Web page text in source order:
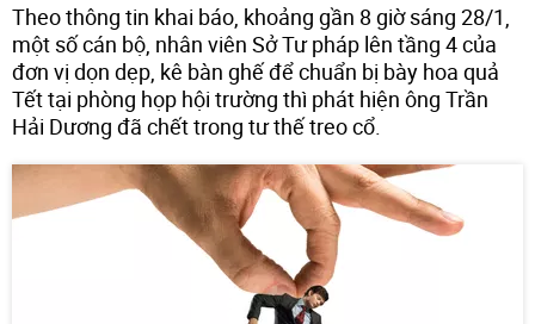
Theo thông tin khai báo, khoảng gần 8 giờ sáng 28/1,
một số cán bộ, nhân viên Sở Tư pháp lên tầng 4 của
đơn vị dọn dẹp, kê bàn ghế để chuẩn bị bày hoa quả
Tết tại phòng họp hội trường thì phát hiện ông Trần
Hải Dương đã chết trong tư thế treo cổ.